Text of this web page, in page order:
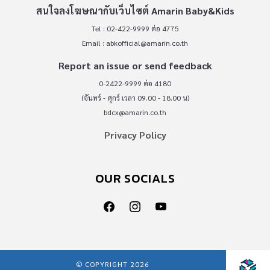
สนใจลงโฆษณากับเว็บไซต์ Amarin Baby&Kids
Tel : 02-422-9999 ต่อ 4775
Email : abkofficial@amarin.co.th
Report an issue or send feedback
0-2422-9999 ต่อ 4180
(จันทร์ - ศุกร์ เวลา 09.00 - 18.00 น)
bdcx@amarin.co.th
Privacy Policy
OUR SOCIALS
© COPYRIGHT 2026